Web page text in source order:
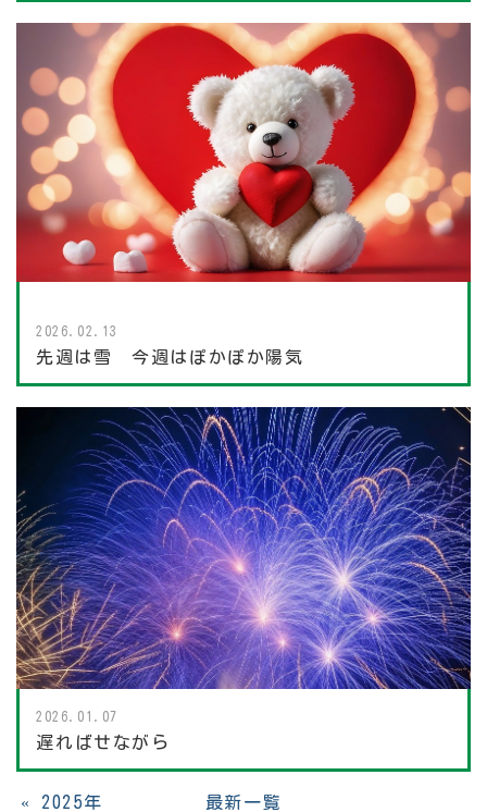
2026.02.13
先週は雪 今週はぽかぽか陽気
2026.01.07
遅ればせながら
« 2025年 最新一覧